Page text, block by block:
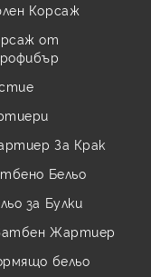
Корсаж
от
За Крак
Бельо
за Булки
Жартиер
бельо